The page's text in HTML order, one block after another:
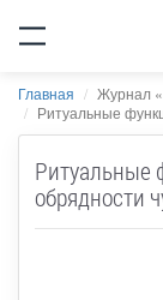
Главная Журнал
Ритуальные
Ритуальные
обрядности